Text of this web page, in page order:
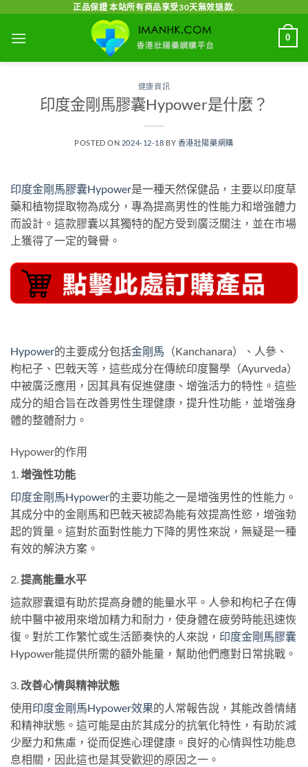
content
正品保證 本站所有商品享受30天無效退款.
0
健康資訊
印度金剛馬膠囊Hypower是什麼？
POSTED ON 2024-12-18 BY 香港壯陽藥網購
印度金剛馬膠囊Hypower是一種天然保健品，主要以印度草
藥和植物提取物為成分，專為提高男性的性能力和增強體力
而設計。這款膠囊以其獨特的配方受到廣泛關注，並在市場
上獲得了一定的聲譽。
Hypower的主要成分包括金剛馬 （Kanchanara）、人參、
枸杞子、巴戟天等，這些成分在傳統印度醫學（Ayurveda）
中被廣泛應用，因其具有促進健康、增強活力的特性。這些
成分的組合旨在改善男性生理健康，提升性功能，並增強身
體的整體耐力。
Hypower的作用
1. 增強性功能
印度金剛馬Hypower的主要功能之一是增強男性的性能力。
其成分中的金剛馬和巴戟天被認為能有效提高性慾，增強勃
起的質量。這對於面對性能力下降的男性來說，無疑是一種
有效的解決方案。
2.提高能量水平
這款膠囊還有助於提高身體的能量水平。人參和枸杞子在傳
統中醫中被用來增加精力和耐力，使身體在疲勞時能迅速恢
復。對於工作繁忙或生活節奏快的人來說， 印度金剛馬膠囊
Hypower能提供所需的額外能量，幫助他們應對日常挑戰。
3. 改善心情與精神狀態
使用 印度金剛馬Hypower效果的人常報告說，其能改善情緒
和精神狀態。這可能是由於其成分的抗氧化特性，有助於減
少壓力和焦慮，從而促進心理健康。良好的心情與性功能息
息相關，因此這也是其受歡迎的原因之一。